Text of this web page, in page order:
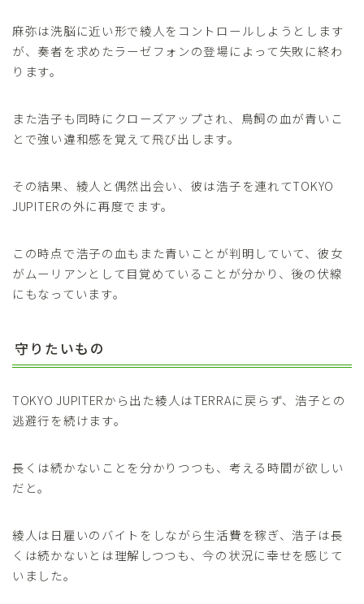
麻弥は洗脳に近い形で綾人をコントロールしようとします
が、奏者を求めたラーゼフォンの登場によって失敗に終わ
ります。
また浩子も同時にクローズアップされ、鳥飼の血が青いこ
とで強い違和感を覚えて飛び出します。
その結果、綾人と偶然出会い、彼は浩子を連れてTOKYO
JUPITERの外に再度でます。
この時点で浩子の血もまた青いことが判明していて、彼女
がムーリアンとして目覚めていることが分かり、後の伏線
にもなっています。
守りたいもの
TOKYO JUPITERから出た綾人はTERRAに戻らず、浩子との
逃避行を続けます。
長くは続かないことを分かりつつも、考える時間が欲しい
だと。
綾人は日雇いのバイトをしながら生活費を稼ぎ、浩子は長
くは続かないとは理解しつつも、今の状況に幸せを感じて
いました。